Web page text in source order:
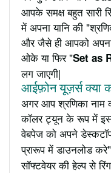
आपके समक्ष बहुत सारी
में अपना यानि की
और जैसे ही आपको
ओके या फिर "Set as
लग जाएगी|
आईफ़ोन यूज़र्स क्या
अगर आप श्रणिका नाम
कॉलर ट्यून के रूप में
वेबपेज को अपने
प्रारूप में डाउनलोड
सॉफ्टवेयर की हेल्प से